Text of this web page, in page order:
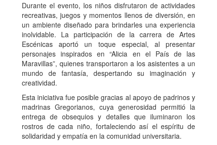
Durante el evento, los niños disfrutaron de actividades
recreativas, juegos y momentos llenos de diversión, en
un ambiente diseñado para brindarles una experiencia
inolvidable. La participación de la carrera de Artes
Escénicas aportó un toque especial, al presentar
personajes inspirados en “Alicia en el País de las
Maravillas”, quienes transportaron a los asistentes a un
mundo de fantasía, despertando su imaginación y
creatividad.
Esta iniciativa fue posible gracias al apoyo de padrinos y
madrinas Gregorianos, cuya generosidad permitió la
entrega de obsequios y detalles que iluminaron los
rostros de cada niño, fortaleciendo así el espíritu de
solidaridad y empatía en la comunidad universitaria.